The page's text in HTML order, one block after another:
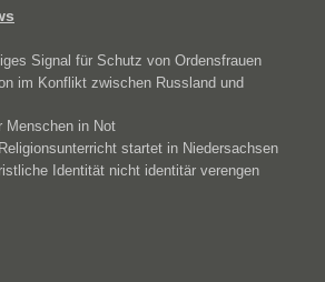
Signal für Schutz von Ordensfrauen
im Konflikt zwischen Russland und
Menschen in Not
startet in Niedersachsen
Identität nicht identitär verengen